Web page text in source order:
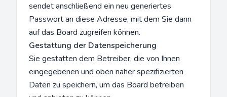
sendet anschließend ein neu generiertes
Passwort an diese Adresse, mit dem Sie dann
auf das Board zugreifen können.
Gestattung der Datenspeicherung
Sie gestatten dem Betreiber, die von Ihnen
eingegebenen und oben näher spezifizierten
Daten zu speichern, um das Board betreiben